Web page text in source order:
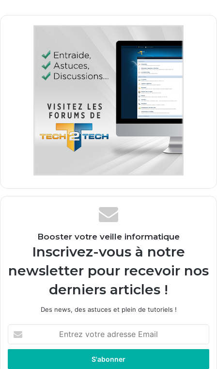
Booster votre veille informatique
Inscrivez-vous à notre
newsletter pour recevoir nos
derniers articles !
Des news, des astuces et plein de tutoriels !
t